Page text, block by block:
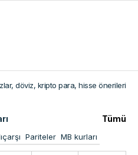
döviz, kripto para, hisse önerileri
Tümü
Pariteler MB kurları